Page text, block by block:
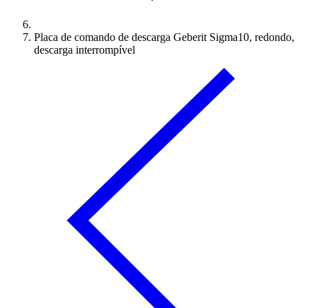
Placa de comando de descarga Geberit Sigma10, redondo,
descarga interrompível